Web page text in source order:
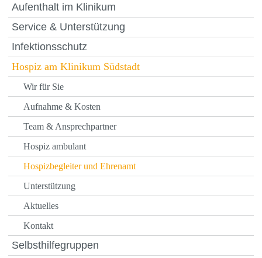
Aufenthalt im Klinikum
Service & Unterstützung
Infektionsschutz
Hospiz am Klinikum Südstadt
Wir für Sie
Aufnahme & Kosten
Team & Ansprechpartner
Hospiz ambulant
Hospizbegleiter und Ehrenamt
Unterstützung
Aktuelles
Kontakt
Selbsthilfegruppen